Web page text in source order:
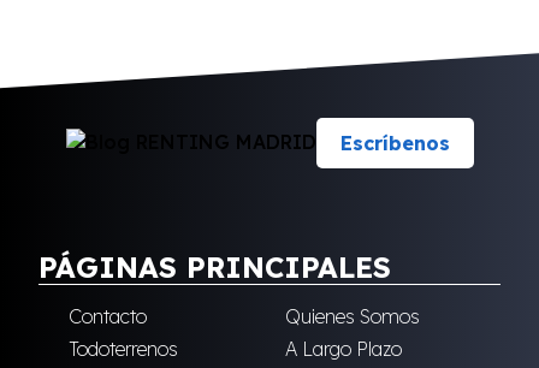
Escríbenos
PÁGINAS PRINCIPALES
Contacto
Quienes Somos
Todoterrenos
A Largo Plazo